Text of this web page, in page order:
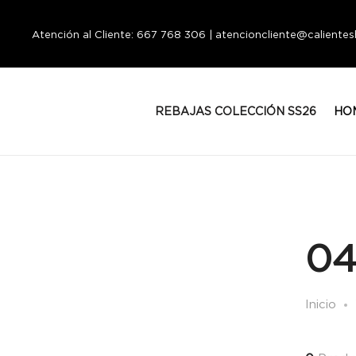
Atención al Cliente: 667 768 306 |
REBAJAS COLECCIÓN SS26
Inicio